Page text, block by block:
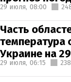
29 июля, 08:00
Часть
температура
Украине на
29 июля, 06:15